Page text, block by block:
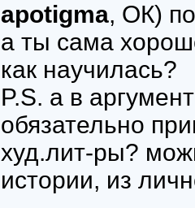
apotigma, ОК)
а ты сама
как научилась?
P.S. а в
обязательно
худ.лит-ры?
истории, из